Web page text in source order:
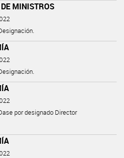
MINISTROS
por designado Director